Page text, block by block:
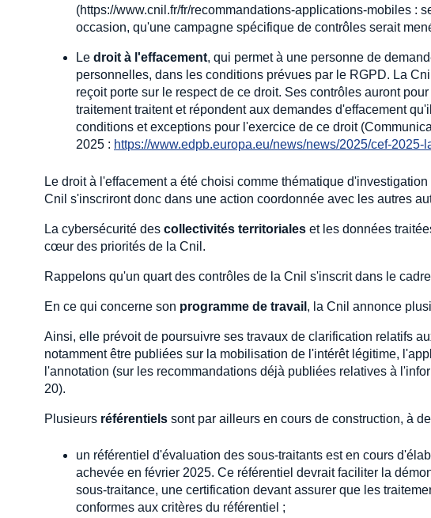
(https://www.cnil.fr/fr/recommandations-applications-mobiles :
occasion, qu'une campagne spécifique de contrôles serait
Le droit à l'effacement, qui permet à une personne de
personnelles, dans les conditions prévues par le RGPD. La
reçoit porte sur le respect de ce droit. Ses contrôles auront
traitement traitent et répondent aux demandes d'effacement
conditions et exceptions pour l'exercice de ce droit
2025 : https://www.edpb.europa.eu/news/news/2025/cef-
Le droit à l'effacement a été choisi comme thématique
Cnil s'inscriront donc dans une action coordonnée avec les autres
La cybersécurité des collectivités territoriales et les données
cœur des priorités de la Cnil.
Rappelons qu'un quart des contrôles de la Cnil s'inscrit dans le
En ce qui concerne son programme de travail , la Cnil annonce
Ainsi, elle prévoit de poursuivre ses travaux de clarification relatifs
notamment être publiées sur la mobilisation de l'intérêt légitime,
l'annotation (sur les recommandations déjà publiées relatives à
20).
Plusieurs référentiels sont par ailleurs en cours de construction, à
un référentiel d'évaluation des sous-traitants est en cours
achevée en février 2025. Ce référentiel devrait faciliter la
sous-traitance, une certification devant assurer que les
conformes aux critères du référentiel ;